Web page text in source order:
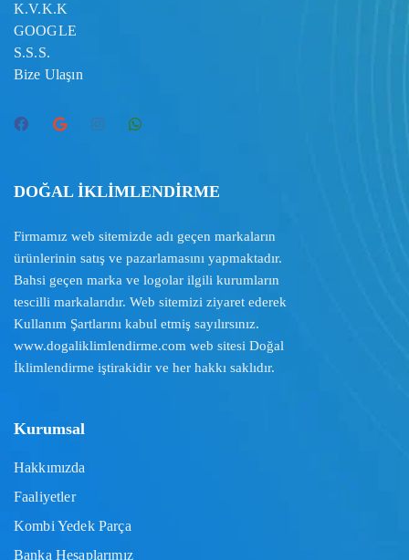
K.V.K.K
GOOGLE
S.S.S.
Bize Ulaşın
DOĞAL İKLİMLENDİRME
Firmamız web sitemizde adı geçen markaların
ürünlerinin satış ve pazarlamasını yapmaktadır.
Bahsi geçen marka ve logolar ilgili kurumların
tescilli markalarıdır. Web sitemizi ziyaret ederek
Kullanım Şartlarını kabul etmiş sayılırsınız.
www.dogaliklimlendirme.com web sitesi Doğal
İklimlendirme iştirakidir ve her hakkı saklıdır.
Kurumsal
Hakkımızda
Faaliyetler
Kombi Yedek Parça
Banka Hesaplarımız